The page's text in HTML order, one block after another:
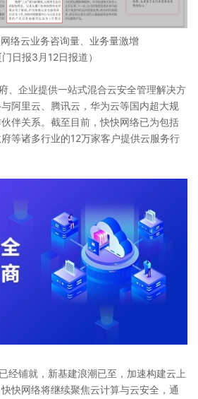
络云业务咨询量、业务量激增
门日报3月12日报道）
企业提供一站式混合云安全管理解决方
阿里云、腾讯云，华为云等国内超大规
伴关系。截至目前，快快网络已为包括
等诸多行业的12万家客户提供云服务行
铺就，新基建浪潮已至，加速构建云上
快网络将继续聚焦云计算与云安全，通